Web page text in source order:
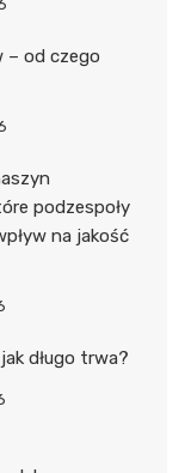
– od czego
podzespoły
na jakość
długo trwa?